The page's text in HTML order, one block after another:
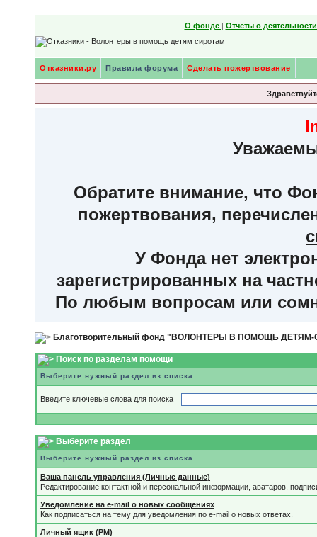
О фонде | Отчеты о
Отказники.ру Правила форума Сделать пожертвование
Обратите внимание, что
пожертвования,
У Фонда нет
зарегистрированных на
По любым вопросам или
Благотворительный фонд "ВОЛОНТЕРЫ В ПОМОЩЬ
Поиск по разделам помощи
Выберите нужный раздел из списка
Введите ключевые слова для поиска
Выберите раздел
Выберите нужный раздел из списка
Ваша панель управления (Личные данные)
Редактирование контактной и персональной информации, аватаров,
Уведомление на e-mail о новых сообщениях
Как подписаться на тему для уведомления по e-mail о новых ответах.
Личный ящик (PM)